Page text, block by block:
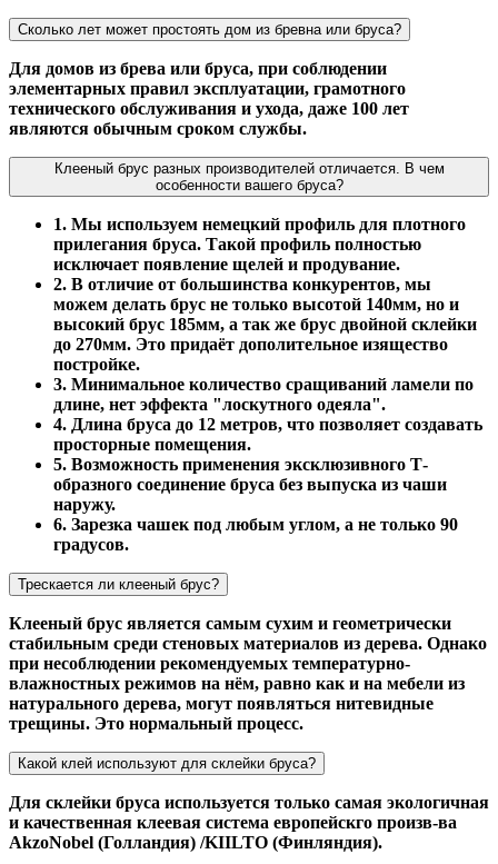
Сколько лет может простоять дом из бревна или бруса?
Для домов из брева или бруса, при соблюдении
элементарных правил эксплуатации, грамотного
технического обслуживания и ухода, даже 100 лет
являются обычным сроком службы.
Клееный брус разных производителей отличается. В чем
особенности вашего бруса?
1. Мы используем немецкий профиль для плотного
прилегания бруса. Такой профиль полностью
исключает появление щелей и продувание.
2. В отличие от большинства конкурентов, мы
можем делать брус не только высотой 140мм, но и
высокий брус 185мм, а так же брус двойной склейки
до 270мм. Это придаёт дополительное изящество
постройке.
3. Минимальное количество сращиваний ламели по
длине, нет эффекта "лоскутного одеяла".
4. Длина бруса до 12 метров, что позволяет создавать
просторные помещения.
5. Возможность применения эксклюзивного Т-
образного соединение бруса без выпуска из чаши
наружу.
6. Зарезка чашек под любым углом, а не только 90
градусов.
Трескается ли клееный брус?
Клееный брус является самым сухим и геометрически
стабильным среди стеновых материалов из дерева. Однако
при несоблюдении рекомендуемых температурно-
влажностных режимов на нём, равно как и на мебели из
натурального дерева, могут появляться нитевидные
трещины. Это нормальный процесс.
Какой клей используют для склейки бруса?
Для склейки бруса используется только самая экологичная
и качественная клеевая система европейскго произв-ва
AkzoNobel (Голландия) /KIILTO (Финляндия).